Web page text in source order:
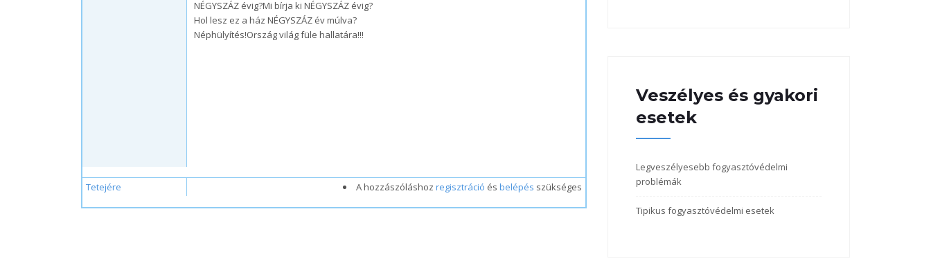
NÉGYSZÁZ évig?Mi bírja ki NÉGYSZÁZ évig?
Hol lesz ez a ház NÉGYSZÁZ év múlva?
Néphülyítés!Ország világ füle hallatára!!!
Tetejére A hozzászóláshoz regisztráció és belépés szükséges
Veszélyes és gyakori
esetek
Legveszélyesebb fogyasztóvédelmi
problémák
Tipikus fogyasztóvédelmi esetek